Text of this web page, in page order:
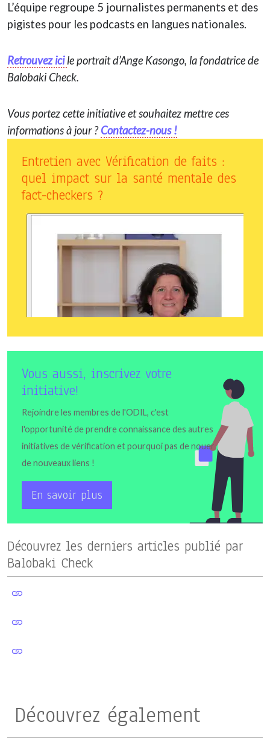
L’équipe regroupe 5 journalistes permanents et des
pigistes pour les podcasts en langues nationales.
Retrouvez icile portrait d’Ange Kasongo, la fondatrice de
Balobaki Check.
Vous portez cette initiative et souhaitez mettre ces
informations à jour ?Contactez-nous !
Entretien avec Vérification de faits :
quel impact sur la santé mentale des
fact-checkers ?
Vous aussi, inscrivez votre
initiative!
Rejoindre les membres de l'ODIL, c'est
l'opportunité de prendre connaissance des autres
initiatives de vérification et pourquoi pas de nouer
de nouveaux liens !
En savoir plus
Découvrez les derniers articles publié par
Balobaki Check
Découvrez également